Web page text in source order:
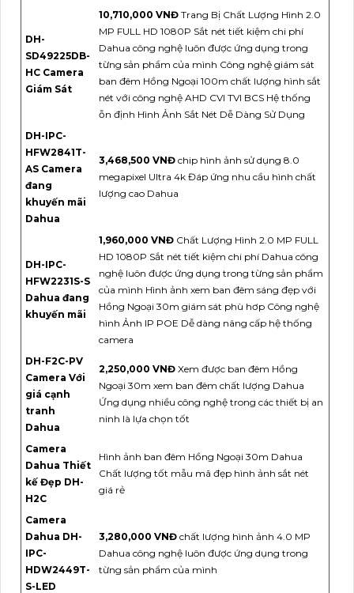
DH-
SD49225DB-
HC Camera
Giám Sát
10,710,000 VNĐ Trang Bị Chất Lượng Hình 2.0
MP FULL HD 1080P Sắt nét tiết kiệm chi phí
Dahua công nghệ luôn được ứng dụng trong
từng sản phẩm của mình Công nghệ giám sát
ban đêm Hồng Ngoại 100m chất lượng hình sắt
nét với công nghệ AHD CVI TVI BCS Hệ thống
ỗn định Hình Ảnh Sắt Nét Dễ Dàng Sử Dụng
DH-IPC-
HFW2841T-
AS Camera
đang
khuyến mãi
Dahua
3,468,500 VNĐ chip hình ảnh sử dụng 8.0
megapixel Ultra 4k Đáp ứng nhu cầu hình chất
lượng cao Dahua
DH-IPC-
HFW2231S-S
Dahua đang
khuyến mãi
1,960,000 VNĐ Chất Lượng Hình 2.0 MP FULL
HD 1080P Sắt nét tiết kiệm chi phí Dahua công
nghệ luôn được ứng dụng trong từng sản phẩm
của mình Hình ảnh xem ban đêm sáng đẹp với
Hồng Ngoại 30m giám sát phù hơp Công nghệ
hình Ảnh IP POE Dễ dàng nâng cấp hệ thống
camera
DH-F2C-PV
Camera Với
giá cạnh
tranh
Dahua
2,250,000 VNĐ Xem được ban đêm Hồng
Ngoại 30m xem ban đêm chất lượng Dahua
Ứng dụng nhiều công nghệ trong các thiết bị an
ninh là lựa chọn tốt
Camera
Dahua Thiết
kế Đẹp DH-
H2C
Hình ảnh ban đêm Hồng Ngoại 30m Dahua
Chất lượng tốt mẫu mã đẹp hình ảnh sắt nét
giá rẻ
Camera
Dahua DH-
IPC-
HDW2449T-
S-LED
3,280,000 VNĐ chất lượng hình ảnh 4.0 MP
Dahua công nghệ luôn được ứng dụng trong
từng sản phẩm của mình